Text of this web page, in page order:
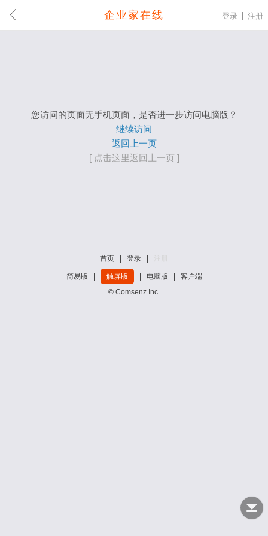
企业家在线 登录 注册
您访问的页面无手机页面，是否进一步访问电脑版？
继续访问
返回上一页
[ 点击这里返回上一页 ]
首页 登录
简易版 触屏版 电脑版
客户端
© Comsenz Inc.